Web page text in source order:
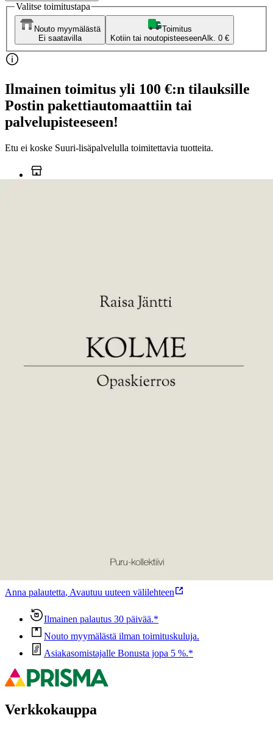
Valitse toimitustapa
Nouto myymälästä
Ei saatavilla
Toimitus
Kotiin tai noutopisteeseenAlk. 0 €
Ilmainen toimitus yli 100 €:n tilauksille
Postin pakettiautomaattiin tai
palvelupisteeseen!
Etu ei koske Suuri‑lisäpalvelulla toimitettavia tuotteita.
Ja me lähdemme avaruuteen peittonamme ainoastaan vieraiden
ihmisten keksinnöt. Kolme | Opaskierros on yksi osa kolmiosaista
runoteosta. Teoksen muut osat ovat Kolme | Labyrintti ja Kolme |
Pohjapiirros. Kirjojen väliin punoutuu kielen ja viittausten verkosto,
Ovatko tuotetiedot riittävät? Jos tuotetiedoissa on puutteita tai niitä
Anna palautetta, Avautuu uuteen välilehteen
Ilmainen palautus 30 päivää.*
Nouto myymälästä ilman toimituskuluja.
Asiakasomistajalle Bonusta jopa 5 %.*
Verkkokauppa